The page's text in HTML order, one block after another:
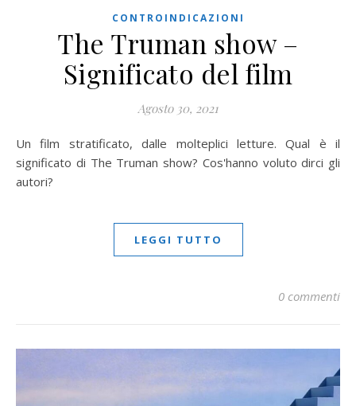
CONTROINDICAZIONI
The Truman show –
Significato del film
Agosto 30, 2021
Un film stratificato, dalle molteplici letture. Qual è il
significato di The Truman show? Cos'hanno voluto dirci gli
autori?
LEGGI TUTTO
0 commenti